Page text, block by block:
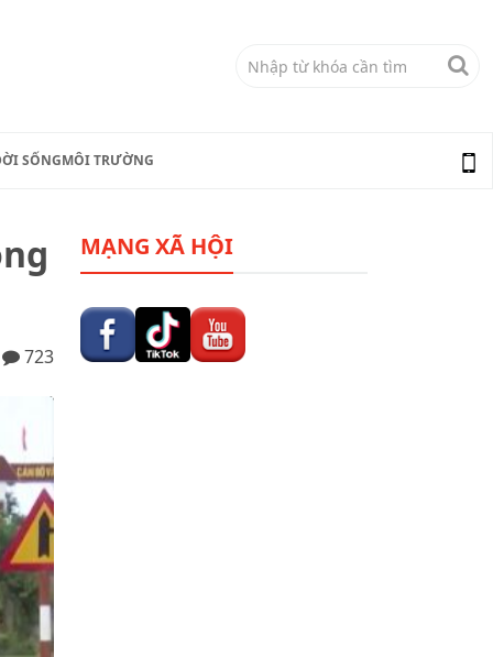
SỐNGMÔI TRƯỜNG
723
MẠNG XÃ HỘI